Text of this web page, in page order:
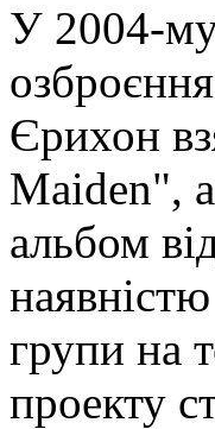
У 2004-му
Єрихон
Maiden", а
альбом
групи на
проекту